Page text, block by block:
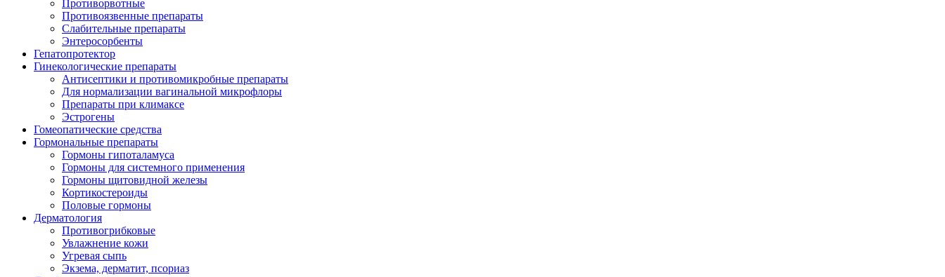
Противорвотные
Противоязвенные препараты
Слабительные препараты
Энтеросорбенты
Гепатопротектор
Гинекологические препараты
Антисептики и противомикробные препараты
Для нормализации вагинальной микрофлоры
Препараты при климаксе
Эстрогены
Гомеопатические средства
Гормональные препараты
Гормоны гипоталамуса
Гормоны для системного применения
Гормоны щитовидной железы
Кортикостероиды
Половые гормоны
Дерматология
Противогрибковые
Увлажнение кожи
Угревая сыпь
Экзема, дерматит, псориаз